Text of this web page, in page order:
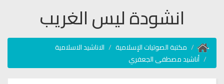
انشودة ليس الغريب
مكتبة الصوتيات الإسلامية
الاناشيد الاسلامية
أناشيد مصطفى الجعفري